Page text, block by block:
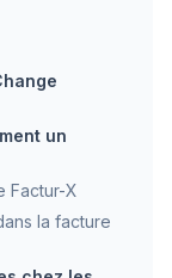
un
Factur-X
la facture